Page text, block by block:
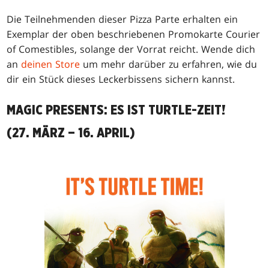
Die Teilnehmenden dieser Pizza Parte erhalten ein
Exemplar der oben beschriebenen Promokarte Courier
of Comestibles, solange der Vorrat reicht. Wende dich
an deinen Store um mehr darüber zu erfahren, wie du
dir ein Stück dieses Leckerbissens sichern kannst.
MAGIC PRESENTS: ES IST TURTLE-ZEIT!
(27. MÄRZ – 16. APRIL)